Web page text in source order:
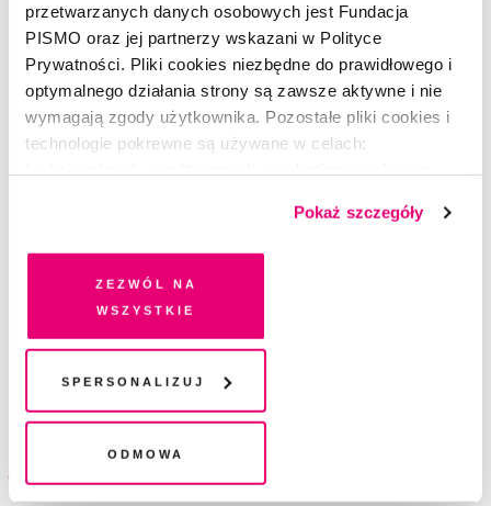
przetwarzanych danych osobowych jest Fundacja
PISMO oraz jej partnerzy wskazani w Polityce
Prywatności. Pliki cookies niezbędne do prawidłowego i
optymalnego działania strony są zawsze aktywne i nie
wymagają zgody użytkownika. Pozostałe pliki cookies i
technologie pokrewne są używane w celach:
dobrowolną zgodę na pliki cookies i technologie
pokrewne, zgadzasz się na przechowywanie informacji
na Twoim urządzeniu końcowym lub dostęp do niego i
przetwarzanie danych. Zgodę na wszystkie lub niektóre
chwili wycofać lub ponowić w zakładce "Ustawienia
plików cookie". Wycofanie zgody nie wpływa na
legalność przetwarzania danych przed jej wycofaniem
Pokaż szczegóły
Zezwól na
wszystkie
Spersonalizuj
Odmowa
Wybierz sposób dostawy i adres do wysyłki
Sposób dostawy
InPost Paczkomat 24/7
Poczta Polska
Darmowa dostawa
+ 10 zł do każdego numeru (120 zł rocznie)